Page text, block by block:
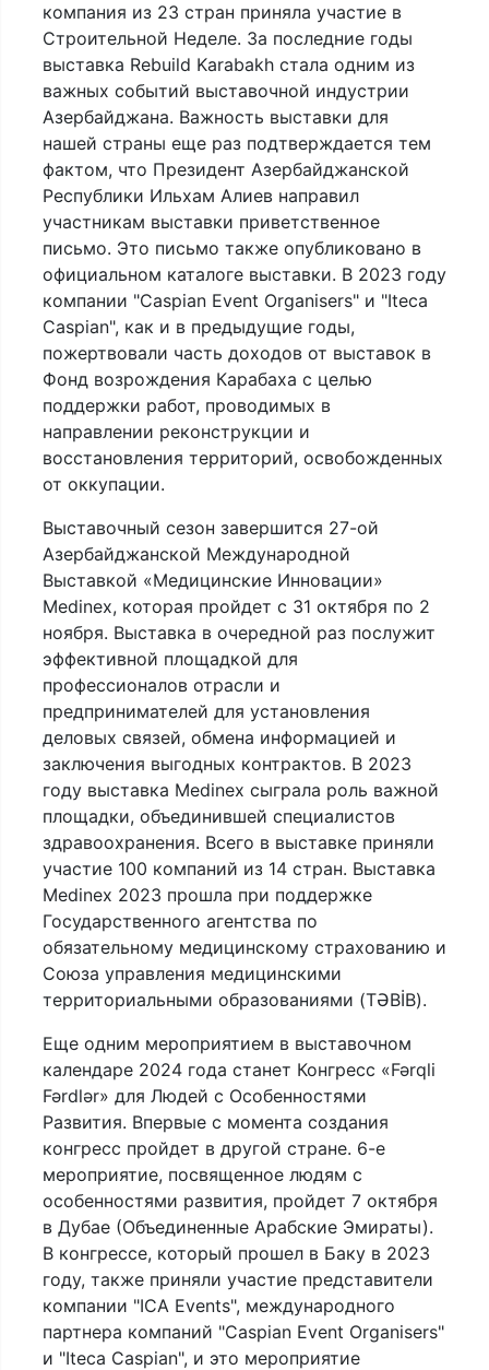
компания из 23 стран приняла участие в
Строительной Неделе. За последние годы
выставка Rebuild Karabakh стала одним из
важных событий выставочной индустрии
Азербайджана. Важность выставки для
нашей страны еще раз подтверждается тем
фактом, что Президент Азербайджанской
Республики Ильхам Алиев направил
участникам выставки приветственное
письмо. Это письмо также опубликовано в
официальном каталоге выставки. В 2023 году
компании "Caspian Event Organisers" и "Iteca
Caspian", как и в предыдущие годы,
пожертвовали часть доходов от выставок в
Фонд возрождения Карабаха с целью
поддержки работ, проводимых в
направлении реконструкции и
восстановления территорий, освобожденных
от оккупации.
Выставочный сезон завершится 27-ой
Азербайджанской Международной
Выставкой «Медицинские Инновации»
Medinex, которая пройдет с 31 октября по 2
ноября. Выставка в очередной раз послужит
эффективной площадкой для
профессионалов отрасли и
предпринимателей для установления
деловых связей, обмена информацией и
заключения выгодных контрактов. В 2023
году выставка Medinex сыграла роль важной
площадки, объединившей специалистов
здравоохранения. Всего в выставке приняли
участие 100 компаний из 14 стран. Выставка
Medinex 2023 прошла при поддержке
Государственного агентства по
обязательному медицинскому страхованию и
Союза управления медицинскими
территориальными образованиями (TƏBİB).
Еще одним мероприятием в выставочном
календаре 2024 года станет Конгресс «Fərqli
Fərdlər» для Людей с Особенностями
Развития. Впервые с момента создания
конгресс пройдет в другой стране. 6-е
мероприятие, посвященное людям с
особенностями развития, пройдет 7 октября
в Дубае (Объединенные Арабские Эмираты).
В конгрессе, который прошел в Баку в 2023
году, также приняли участие представители
компании "ICA Events", международного
партнера компаний "Caspian Event Organisers"
и "Iteca Caspian", и это мероприятие